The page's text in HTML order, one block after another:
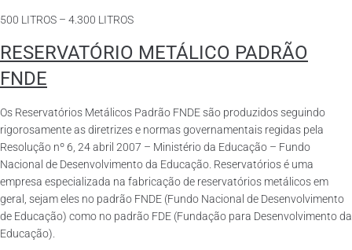
500 LITROS – 4.300 LITROS
RESERVATÓRIO METÁLICO PADRÃO
FNDE
Os Reservatórios Metálicos Padrão FNDE são produzidos seguindo
rigorosamente as diretrizes e normas governamentais regidas pela
Resolução nº 6, 24 abril 2007 – Ministério da Educação – Fundo
Nacional de Desenvolvimento da Educação. Reservatórios é uma
empresa especializada na fabricação de reservatórios metálicos em
geral, sejam eles no padrão FNDE (Fundo Nacional de Desenvolvimento
de Educação) como no padrão FDE (Fundação para Desenvolvimento da
Educação).